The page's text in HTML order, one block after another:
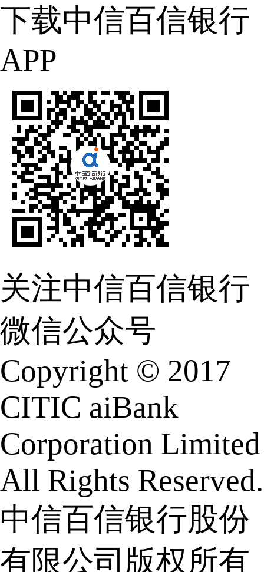
下载中信百信银行
APP
关注中信百信银行
微信公众号
Copyright © 2017
CITIC aiBank
Corporation Limited
All Rights Reserved.
中信百信银行股份
有限公司版权所有